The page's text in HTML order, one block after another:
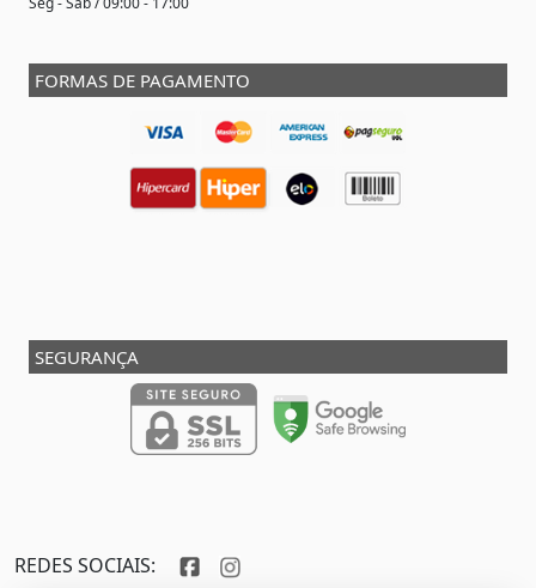
FORMAS DE PAGAMENTO
SEGURANÇA
REDES SOCIAIS: